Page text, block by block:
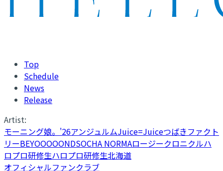
Top
Schedule
News
Release
Artist:
モーニング娘。'26アンジュルムJuice=Juiceつばきファクト
リーBEYOOOOONDSOCHA NORMAロージークロニクルハ
ロプロ研修生ハロプロ研修生北海道
オフィシャルファンクラブ